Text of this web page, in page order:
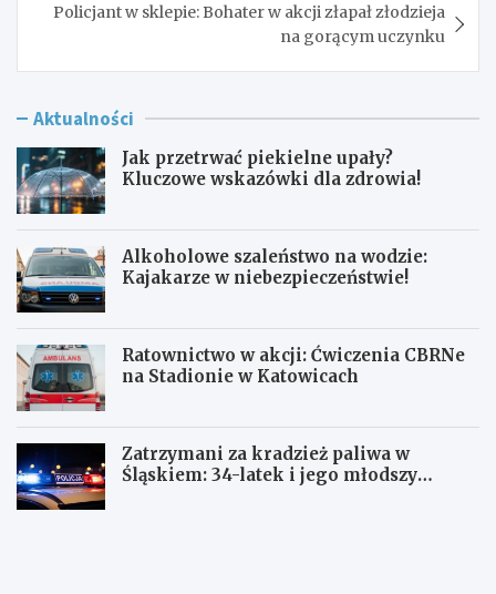
Policjant w sklepie: Bohater w akcji złapał złodzieja
na gorącym uczynku
Aktualności
Jak przetrwać piekielne upały?
Kluczowe wskazówki dla zdrowia!
Alkoholowe szaleństwo na wodzie:
Kajakarze w niebezpieczeństwie!
Ratownictwo w akcji: Ćwiczenia CBRNe
na Stadionie w Katowicach
Zatrzymani za kradzież paliwa w
Śląskiem: 34-latek i jego młodszy
J
A